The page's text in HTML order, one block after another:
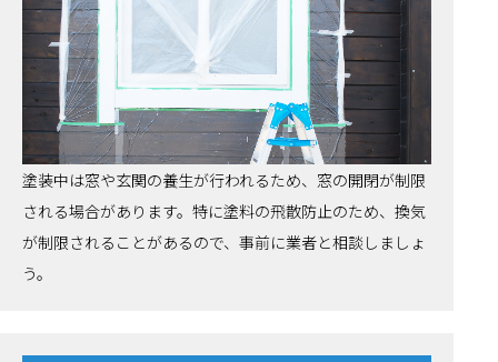
塗装中は窓や玄関の養生が行われるため、窓の開閉が制限
される場合があります。特に塗料の飛散防止のため、換気
が制限されることがあるので、事前に業者と相談しましょ
う。